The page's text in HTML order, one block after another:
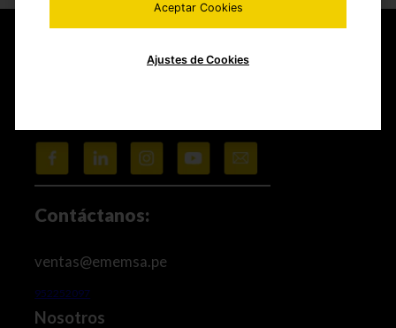
Contáctanos:
ventas@ememsa.pe
952252097
Nosotros
Aceptar Cookies
Ajustes de Cookies